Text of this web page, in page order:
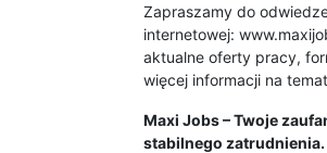
Zapraszamy do
internetowej:
aktualne oferty pracy,
więcej informacji na
Maxi Jobs – Twoje
stabilnego zatrudnienia.